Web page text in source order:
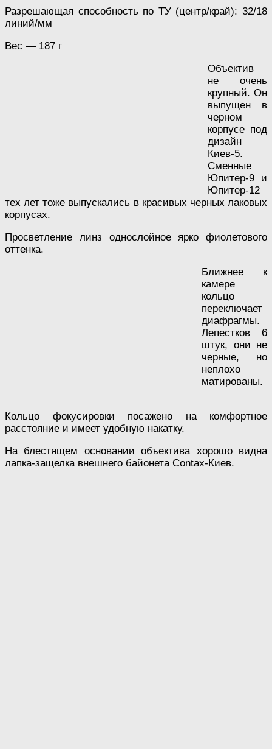
Разрешающая способность по ТУ (центр/край): 32/18
линий/мм
Вес — 187 г
Объектив
не очень
крупный. Он
выпущен в
черном
корпусе под
дизайн
Киев-5.
Сменные
Юпитер-9 и
Юпитер-12
тех лет тоже выпускались в красивых черных лаковых
корпусах.
Просветление линз однослойное ярко фиолетового
оттенка.
Ближнее к
камере
кольцо
переключает
диафрагмы.
Лепестков 6
штук, они не
черные, но
неплохо
матированы.
Кольцо фокусировки посажено на комфортное
расстояние и имеет удобную накатку.
На блестящем основании объектива хорошо видна
лапка-защелка внешнего байонета Contax-Киев.